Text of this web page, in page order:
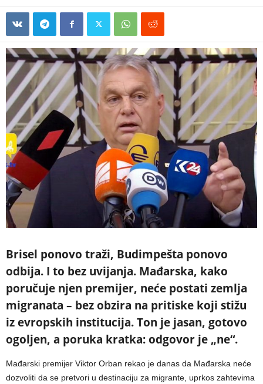
Brisel ponovo traži, Budimpešta ponovo
odbija. I to bez uvijanja. Mađarska, kako
poručuje njen premijer, neće postati zemlja
migranata – bez obzira na pritiske koji stižu
iz evropskih institucija. Ton je jasan, gotovo
ogoljen, a poruka kratka: odgovor je „ne“.
Mađarski premijer Viktor Orban rekao je danas da Mađarska neće
dozvoliti da se pretvori u destinaciju za migrante, uprkos zahtevima